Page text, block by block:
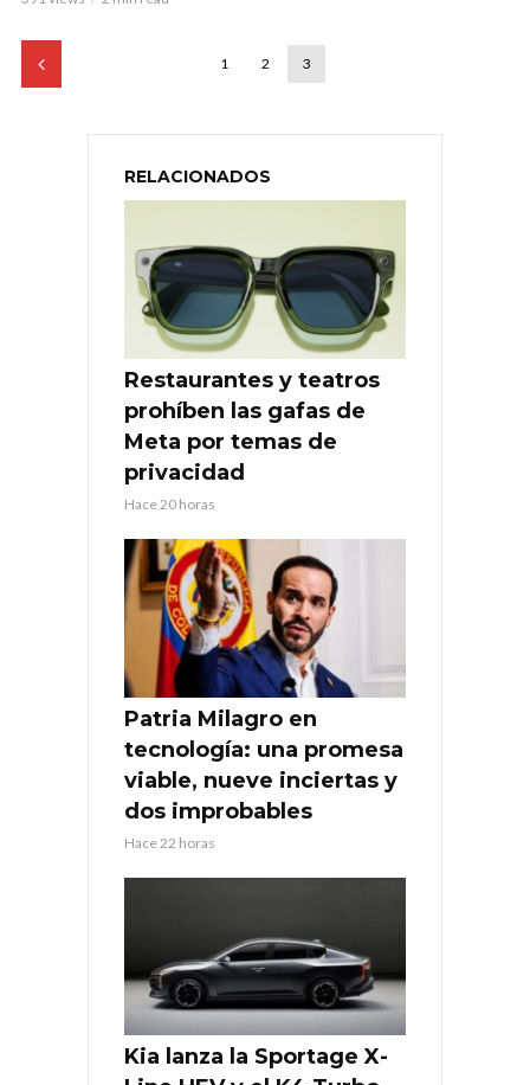
1 2 3
RELACIONADOS
Restaurantes y teatros
prohíben las gafas de
Meta por temas de
privacidad
Hace 20 horas
Patria Milagro en
tecnología: una promesa
viable, nueve inciertas y
dos improbables
Hace 22 horas
Kia lanza la Sportage X-